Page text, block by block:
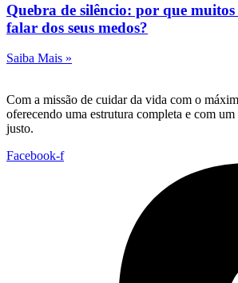
Quebra de silêncio: por que
falar dos seus medos?
Saiba Mais »
Com a missão de cuidar da vida com o
oferecendo uma estrutura completa e com um
justo.
Facebook-f